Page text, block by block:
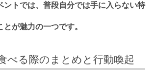
ントでは、普段自分では手に入らない特
が魅力の一つです。
べる際のまとめと行動喚起